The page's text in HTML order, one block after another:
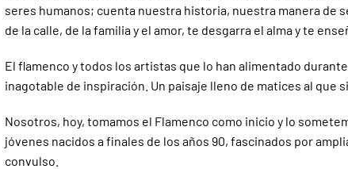
seres humanos; cuenta nuestra historia, nuestra manera de
de la calle, de la familia y el amor, te desgarra el alma y te
El flamenco y todos los artistas que lo han alimentado
inagotable de inspiración. Un paisaje lleno de matices al que
Nosotros, hoy, tomamos el Flamenco como inicio y lo
jóvenes nacidos a finales de los años 90, fascinados por
convulso.